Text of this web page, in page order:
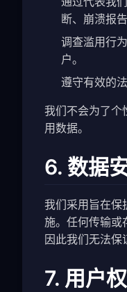
断、崩溃报
调查滥用行
户。
遵守有效的
我们不会为了
用数据。
6. 数据
我们采用旨在保
施。任何传输或
因此我们无法保
7. 用户